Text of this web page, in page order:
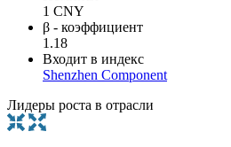
1 CNY
β - коэффициент
1.18
Входит в индекс
Shenzhen Component
Лидеры роста в отрасли